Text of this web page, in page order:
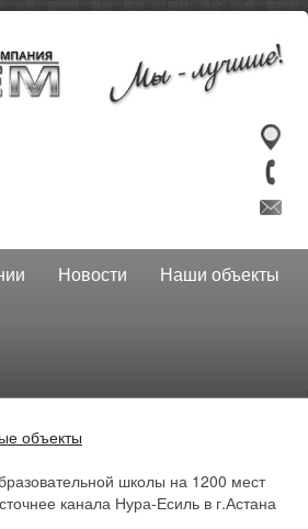
Новости
Наши объекты
объекты
школы на 1200 мест
канала Нура-Есиль в г.Астана